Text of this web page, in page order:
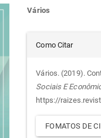
do
artigo
Vários
do
artigo
Como Citar
Vários. (2019).
Sociais E
https://
FOMATOS DE